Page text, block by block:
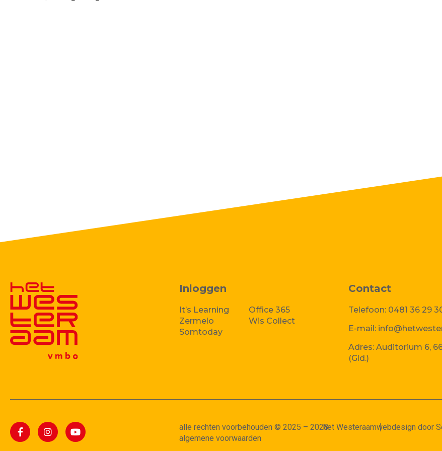
Inloggen
It’s Learning
Office 365
Zermelo
Wis Collect
Somtoday
Contact
Telefoon: 0481 36 29
E-mail:
Adres: Auditorium 6,
(Gld.)
alle rechten voorbehouden © 2025 – 2028het Westeraamwebdesign door
algemene voorwaarden